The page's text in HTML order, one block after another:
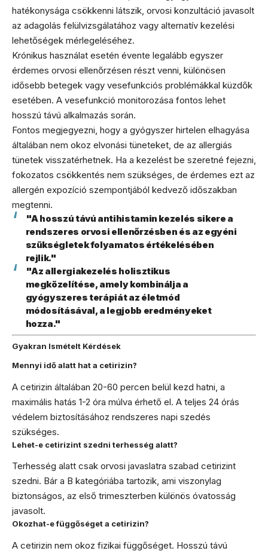
hatékonysága csökkenni látszik, orvosi konzultáció javasolt
az adagolás felülvizsgálatához vagy alternatív kezelési
lehetőségek mérlegeléséhez.
Krónikus használat esetén évente legalább egyszer
érdemes orvosi ellenőrzésen részt venni, különösen
idősebb betegek vagy vesefunkciós problémákkal küzdők
esetében. A vesefunkció monitorozása fontos lehet
hosszú távú alkalmazás során.
Fontos megjegyezni, hogy a gyógyszer hirtelen elhagyása
általában nem okoz elvonási tüneteket, de az allergiás
tünetek visszatérhetnek. Ha a kezelést be szeretné fejezni,
fokozatos csökkentés nem szükséges, de érdemes ezt az
allergén expozíció szempontjából kedvező időszakban
megtenni.
"A hosszú távú antihistamin kezelés sikere a
rendszeres orvosi ellenőrzésben és az egyéni
szükségletek folyamatos értékelésében
rejlik."
"Az allergiakezelés holisztikus
megközelítése, amely kombinálja a
gyógyszeres terápiát az életmód
módosításával, a legjobb eredményeket
hozza."
Gyakran Ismételt Kérdések
Mennyi idő alatt hat a cetirizin?
A cetirizin általában 20-60 percen belül kezd hatni, a
maximális hatás 1-2 óra múlva érhető el. A teljes 24 órás
védelem biztosításához rendszeres napi szedés
szükséges.
Lehet-e cetirizint szedni terhesség alatt?
Terhesség alatt csak orvosi javaslatra szabad cetirizint
szedni. Bár a B kategóriába tartozik, ami viszonylag
biztonságos, az első trimeszterben különös óvatosság
javasolt.
Okozhat-e függőséget a cetirizin?
A cetirizin nem okoz fizikai függőséget. Hosszú távú